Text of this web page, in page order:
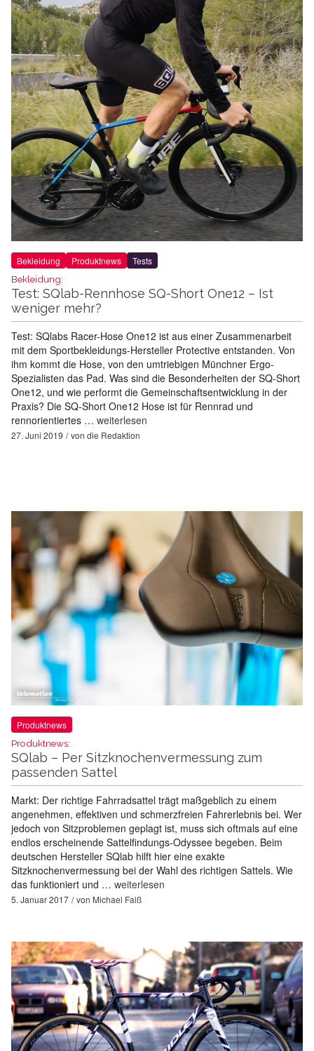
Bekleidung Produktnews Tests
Bekleidung:
Test: SQlab-Rennhose SQ-Short One12 – Ist
weniger mehr?
Test: SQlabs Racer-Hose One12 ist aus einer Zusammenarbeit
mit dem Sportbekleidungs-Hersteller Protective entstanden. Von
ihm kommt die Hose, von den umtriebigen Münchner Ergo-
Spezialisten das Pad. Was sind die Besonderheiten der SQ-Short
One12, und wie performt die Gemeinschaftsentwicklung in der
Praxis? Die SQ-Short One12 Hose ist für Rennrad und
rennorientiertes … weiterlesen
27. Juni 2019 von die Redaktion
Produktnews
Produktnews:
SQlab – Per Sitzknochenvermessung zum
passenden Sattel
Markt: Der richtige Fahrradsattel trägt maßgeblich zu einem
angenehmen, effektiven und schmerzfreien Fahrerlebnis bei. Wer
jedoch von Sitzproblemen geplagt ist, muss sich oftmals auf eine
endlos erscheinende Sattelfindungs-Odyssee begeben. Beim
deutschen Hersteller SQlab hilft hier eine exakte
Sitzknochenvermessung bei der Wahl des richtigen Sattels. Wie
das funktioniert und … weiterlesen
5. Januar 2017 von Michael Faiß